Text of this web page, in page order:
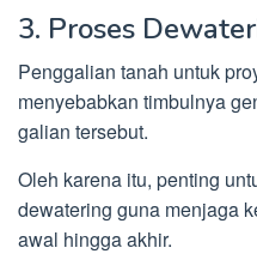
3. Proses
Penggalian tanah untuk
menyebabkan timbulnya
galian tersebut.
Oleh karena itu, penting
dewatering guna menjaga
awal hingga akhir.